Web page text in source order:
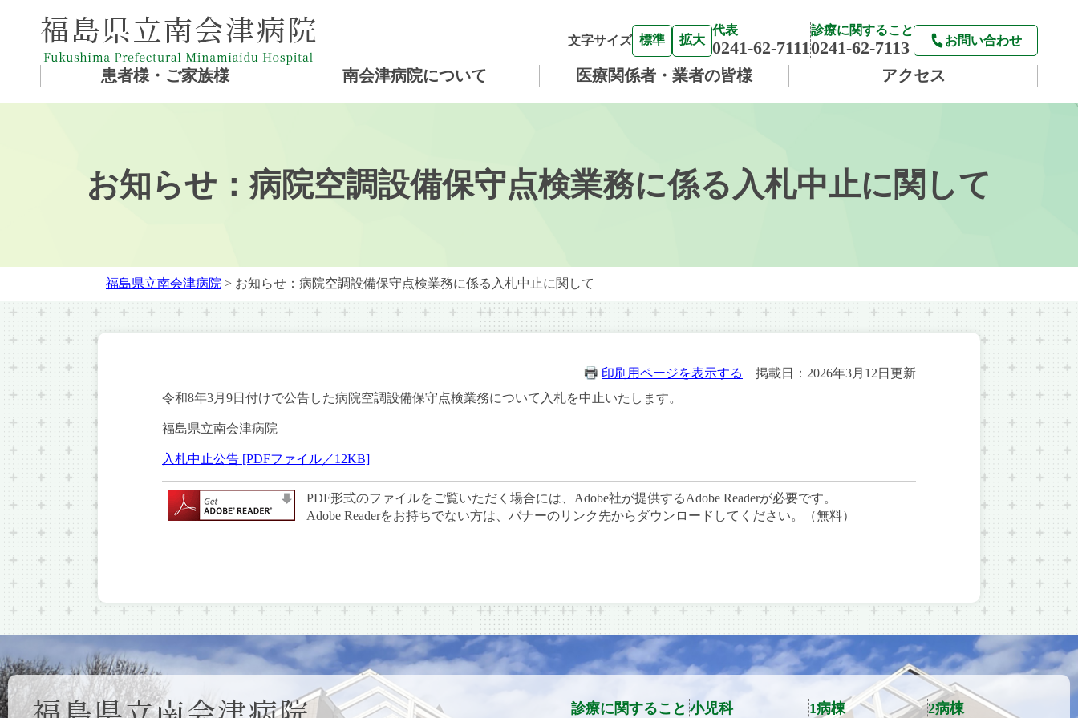
文字サイズ 標準 拡大
代表
0241-62-7111
診療に関すること
0241-62-7113 お問い合わせ
患者様・ご家族様 南会津病院について 医療関係者・業者の皆様 アクセス
お知らせ：病院空調設備保守点検業務に係る入札中止に関して
福島県立南会津病院 > お知らせ：病院空調設備保守点検業務に係る入札中止に関して
印刷用ページを表示する
掲載日：2026年3月12日更新
令和8年3月9日付けで公告した病院空調設備保守点検業務について入札を中止いたします。
福島県立南会津病院
入札中止公告 [PDFファイル／12KB]
PDF形式のファイルをご覧いただく場合には、Adobe社が提供するAdobe Readerが必要です。
Adobe Readerをお持ちでない方は、バナーのリンク先からダウンロードしてください。（無料）
診療に関すること 小児科 1病棟 2病棟